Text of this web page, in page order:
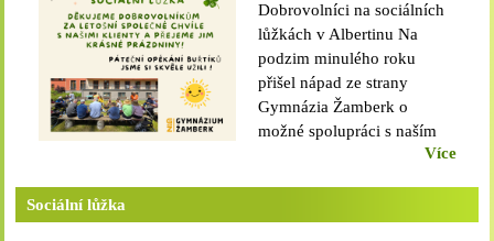
Kč 290,- Kč 625,- Kč
Ubytování a strava za jeden
kalendářní měsíc
Celkem30 dnů18.750,-
Kč31 dnů19.375,-
Kč Možnost snížené
Osobě, které jsou
Dobrovolníci na sociálních
lůžkách v Albertinu Na
podzim minulého roku
přišel nápad ze strany
Gymnázia Žamberk o
možné spolupráci s naším
lůžek poprvé přivítali
Více
Sociální lůžka